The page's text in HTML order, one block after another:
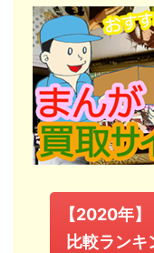
【2020年
比較ラン